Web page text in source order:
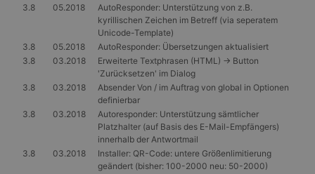
3.8
05.2018
AutoResponder: Unterstützung von z.B.
kyrillischen Zeichen im Betreff (via seperatem
Unicode-Template)
3.8
05.2018
AutoResponder: Übersetzungen aktualisiert
3.8
03.2018
Erweiterte Textphrasen (HTML) -> Button
'Zurücksetzen' im Dialog
3.8
03.2018
Absender Von / im Auftrag von global in Optionen
definierbar
3.8
03.2018
Autoresponder: Unterstützung sämtlicher
Platzhalter (auf Basis des E-Mail-Empfängers)
innerhalb der Antwortmail
3.8
03.2018
Installer: QR-Code: untere Größenlimitierung
geändert (bisher: 100-2000 neu: 50-2000)